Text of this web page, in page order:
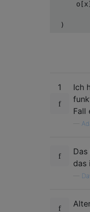
      o
[x]
)
1
Ich
Fall
das